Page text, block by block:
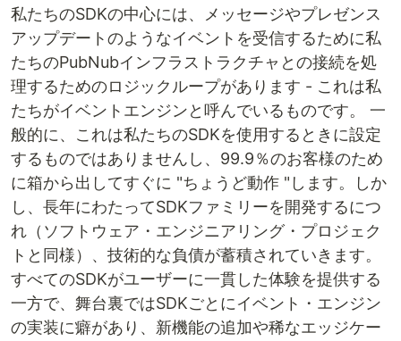
私たちのSDKの中心には、メッセージやプレゼンス
アップデートのようなイベントを受信するために私
たちのPubNubインフラストラクチャとの接続を処
理するためのロジックループがあります - これは私
たちがイベントエンジンと呼んでいるものです。 一
般的に、これは私たちのSDKを使用するときに設定
するものではありませんし、99.9％のお客様のため
に箱から出してすぐに "ちょうど動作 "します。しか
し、長年にわたってSDKファミリーを開発するにつ
れ（ソフトウェア・エンジニアリング・プロジェク
トと同様）、技術的な負債が蓄積されていきます。
すべてのSDKがユーザーに一貫した体験を提供する
一方で、舞台裏ではSDKごとにイベント・エンジン
の実装に癖があり、新機能の追加や稀なエッジケー